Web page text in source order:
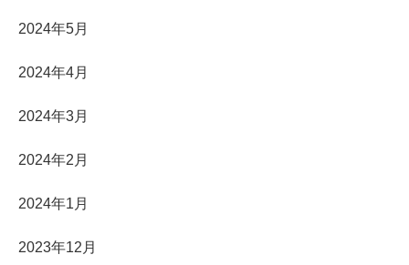
2024年5月
2024年4月
2024年3月
2024年2月
2024年1月
2023年12月